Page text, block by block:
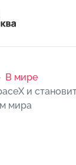
В мире
и
мира